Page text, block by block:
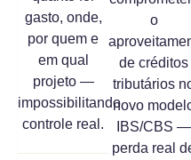
gasto, onde,
por quem e
em qual
projeto —
impossibilitando
controle real.
o
de créditos
tributários
novo
IBS/CBS —
perda real